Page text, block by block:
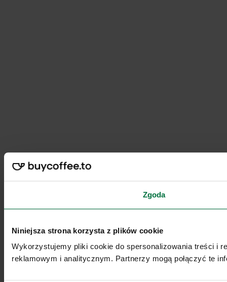
Zgoda
Niniejsza strona korzysta z plików cookie
Wykorzystujemy pliki cookie do spersonalizowania treści i
reklamowym i analitycznym. Partnerzy mogą połączyć te